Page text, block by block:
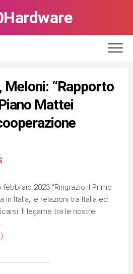
“Rapporto
Mattei
2023 “Ringrazio il Primo
in Italia, le relazioni tra Italia ed
Il legame tra le nostre